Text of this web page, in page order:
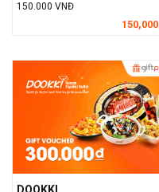
150.000 VNĐ
150,000